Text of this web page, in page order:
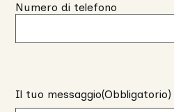
Numero di telefono
Il tuo messaggio(Obbligatorio)